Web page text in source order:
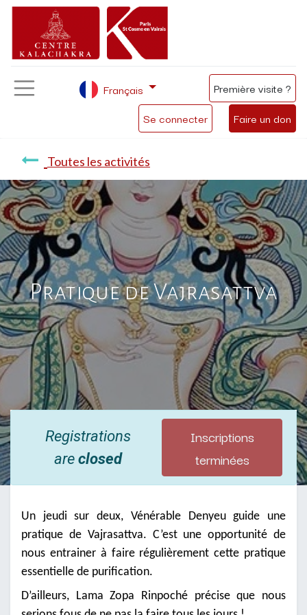
Se connecter Faire un don
Français Première visite ?
Toutes les activités
Pratique de Vajrasattva
Registrations
areclosed
Inscriptions
terminées
Un jeudi sur deux, Vénérable Denyeu guide une
pratique de Vajrasattva. C’est une opportunité de
nous entrainer à faire régulièrement cette pratique
essentielle de purification.
D’ailleurs, Lama Zopa Rinpoché précise que nous